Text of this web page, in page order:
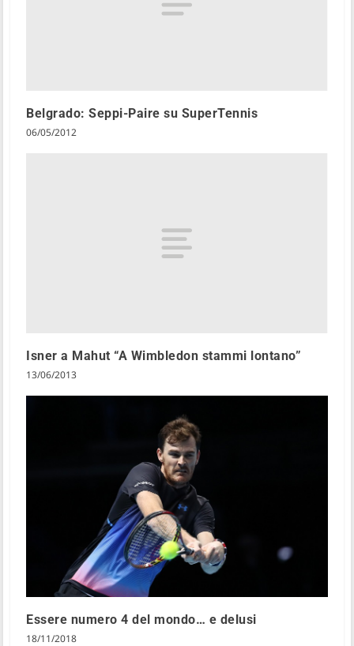
Belgrado: Seppi-Paire su SuperTennis
06/05/2012
Isner a Mahut “A Wimbledon stammi lontano”
13/06/2013
Essere numero 4 del mondo… e delusi
18/11/2018